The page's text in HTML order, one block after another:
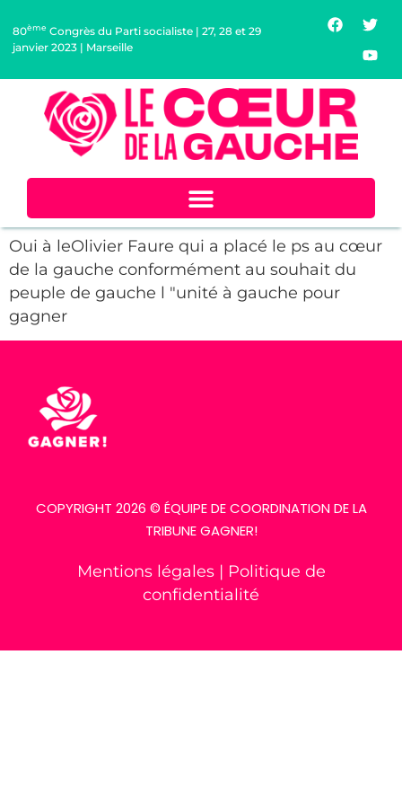
80ème Congrès du Parti socialiste | 27, 28 et 29
janvier 2023 | Marseille
>
Oui à leOlivier Faure qui a placé le ps au cœur
de la gauche conformément au souhait du
peuple de gauche l "unité à gauche pour
gagner
COPYRIGHT 2026 © ÉQUIPE DE COORDINATION DE LA
TRIBUNE GAGNER!
Mentions légales | Politique de
confidentialité